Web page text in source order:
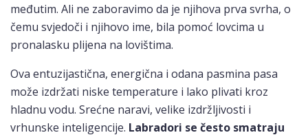
međutim. Ali ne zaboravimo da je njihova prva svrha, o
čemu svjedoči i njihovo ime, bila pomoć lovcima u
pronalasku plijena na lovištima.
Ova entuzijastična, energična i odana pasmina pasa
može izdržati niske temperature i lako plivati ​​kroz
hladnu vodu. Srećne naravi, velike izdržljivosti i
vrhunske inteligencije. Labradori se često smatraju